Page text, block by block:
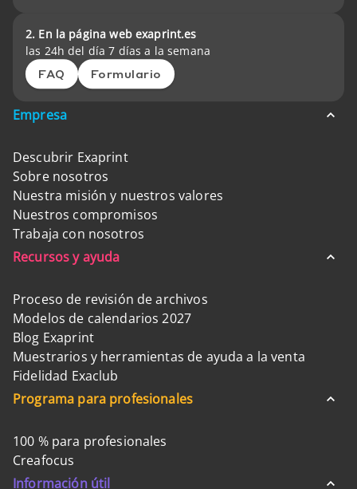
2. En la página web exaprint.es
las 24h del día 7 días a la semana
FAQ Formulario
Empresa
Descubrir Exaprint
Sobre nosotros
Nuestra misión y nuestros valores
Nuestros compromisos
Trabaja con nosotros
Recursos y ayuda
Proceso de revisión de archivos
Modelos de calendarios 2027
Blog Exaprint
Muestrarios y herramientas de ayuda a la venta
Fidelidad Exaclub
Programa para profesionales
100 % para profesionales
Creafocus
Información útil